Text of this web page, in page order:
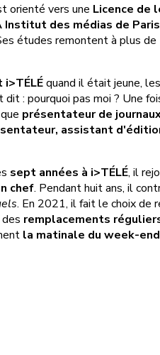
orienté vers une Licence de
Institut des médias de Paris
études remontent à plus de
i>TÉLÉquand il était jeune,
: pourquoi pas moi ? Une
présentateur de
assistant
sept années à i>TÉLÉ, il
chef. Pendant huit ans, il
. En 2021, il fait le choix de
remplacements
la matinale du week-end